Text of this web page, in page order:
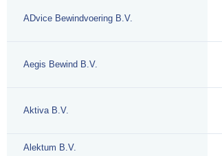
ADvice Bewindvoering B.V.
Aegis Bewind B.V.
Aktiva B.V.
Alektum B.V.